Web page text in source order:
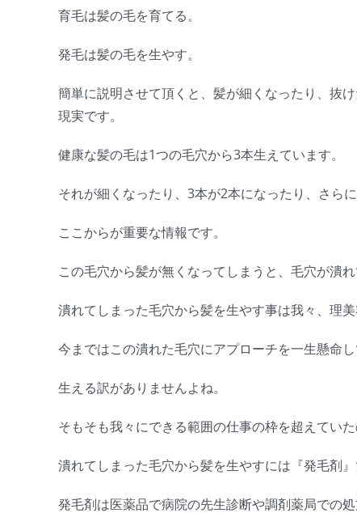
育毛は髪の毛を育てる。
発毛は髪の毛を生やす。
簡単に説明させて頂くと、髪が細くなったり、抜
現実です。
健康な髪の毛は1つの毛穴から3本生えています。
それが細くなったり、3本が2本になったり、さら
ここからが重要な情報です。
この毛穴から髪が無くなってしまうと、毛穴が潰れ
潰れてしまった毛穴から髪を生やす事は我々、理美
今まではこの潰れた毛穴にアプローチを一生懸命し
生える訳がありませんよね。
そもそも我々にできる範囲の仕事の枠を超えていた
潰れてしまった毛穴から髪を生やすには『発毛剤
発毛剤は医薬品で病院の先生診断や調剤薬局での